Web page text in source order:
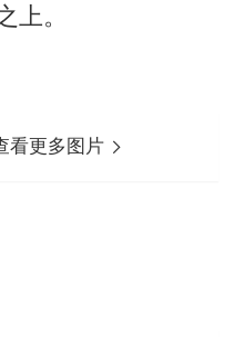
上。
看更多图片